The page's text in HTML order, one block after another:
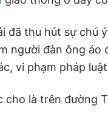
đã thu hút sự chú
người đàn ông áo
vi phạm pháp luật
cho là trên đường